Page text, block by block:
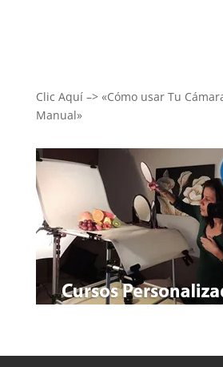
Clic Aquí –> «Cómo usar Tu
Manual»